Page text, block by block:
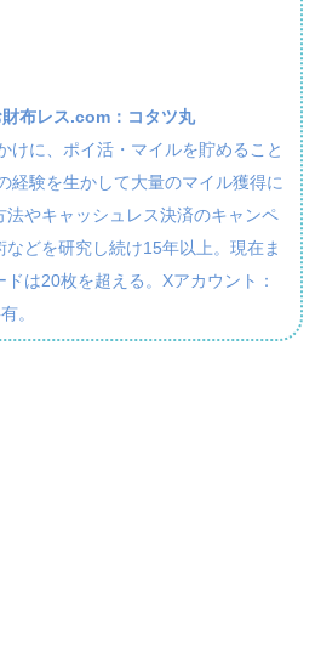
財布レス.com：コタツ丸
けに、ポイ活・マイルを貯めること
経験を生かして大量のマイル獲得に
法やキャッシュレス決済のキャンペ
どを研究し続け15年以上。現在ま
は20枚を超える。Xアカウント：
。